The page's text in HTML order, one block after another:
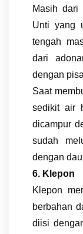
Masih dari
Unti yang
tengah
dari
dengan
Saat
sedikit air
dicampur
sudah
dengan
6. Klepon
Klepon
berbahan
diisi